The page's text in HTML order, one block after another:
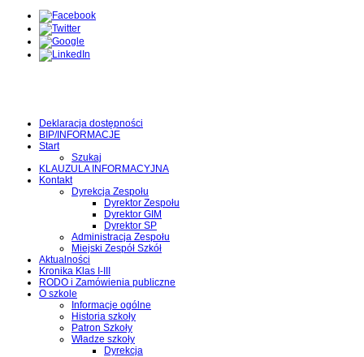
Deklaracja dostępności
BIP/INFORMACJE
Start
Szukaj
KLAUZULA INFORMACYJNA
Kontakt
Dyrekcja Zespołu
Dyrektor Zespołu
Dyrektor GIM
Dyrektor SP
Administracja Zespołu
Miejski Zespół Szkół
Aktualności
Kronika Klas I-III
RODO i Zamówienia publiczne
O szkole
Informacje ogólne
Historia szkoły
Patron Szkoły
Władze szkoły
Dyrekcja